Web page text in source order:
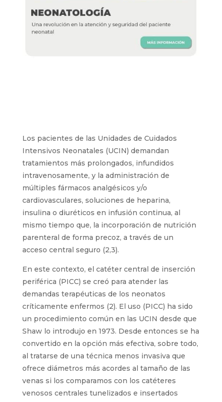
Los pacientes de las Unidades de Cuidados
Intensivos Neonatales (UCIN) demandan
tratamientos más prolongados, infundidos
intravenosamente, y la administración de
múltiples fármacos analgésicos y/o
cardiovasculares, soluciones de heparina,
insulina o diuréticos en infusión continua, al
mismo tiempo que, la incorporación de nutrición
parenteral de forma precoz, a través de un
acceso central seguro (2,3).
En este contexto, el catéter central de inserción
periférica (PICC) se creó para atender las
demandas terapéuticas de los neonatos
críticamente enfermos (2). El uso (PICC) ha sido
un procedimiento común en las UCIN desde que
Shaw lo introdujo en 1973. Desde entonces se ha
convertido en la opción más efectiva, sobre todo,
al tratarse de una técnica menos invasiva que
ofrece diámetros más acordes al tamaño de las
venas si los comparamos con los catéteres
venosos centrales tunelizados e insertados